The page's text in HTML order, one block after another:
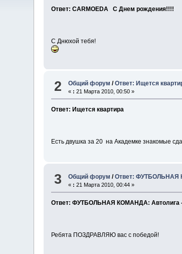
Ответ: CARMOEDA С Днем рождения!!!!
С Днюхой тебя!
2 Общий форум /Ответ: Ищется
« : 21 Марта 2010, 00:50 »
Ответ: Ищется квартира
Есть двушка за 20 на Академке знакомые
3 Общий форум /Ответ: ФУТБОЛЬНАЯ
« : 21 Марта 2010, 00:44 »
Ответ: ФУТБОЛЬНАЯ КОМАНДА: Автолига
Ребята ПОЗДРАВЛЯЮ вас с победой!